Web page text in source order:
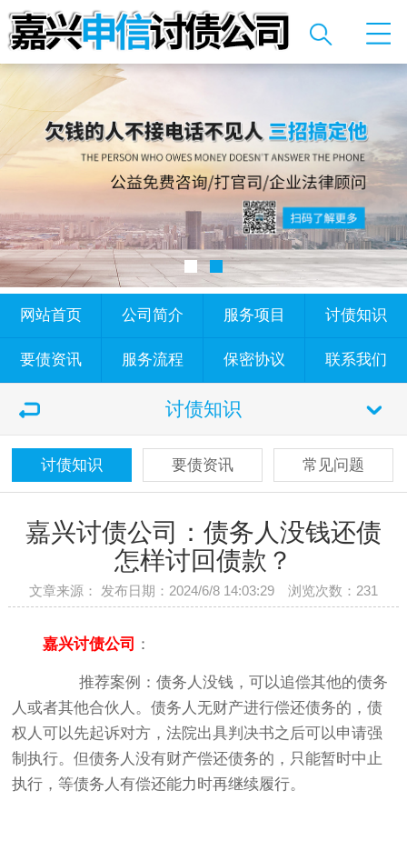
网站首页 公司简介 服务项目 讨债知识
要债资讯 服务流程 保密协议 联系我们
讨债知识
讨债知识 要债资讯 常见问题
嘉兴讨债公司：债务人没钱还债
怎样讨回债款？
文章来源： 发布日期：2024/6/8 14:03:29 浏览次数： 231
嘉兴讨债公司 ：
推荐案例：债务人没钱，可以追偿其他的债务
人或者其他合伙人。债务人无财产进行偿还债务的，债
权人可以先起诉对方，法院出具判决书之后可以申请强
制执行。但债务人没有财产偿还债务的，只能暂时中止
执行，等债务人有偿还能力时再继续履行。